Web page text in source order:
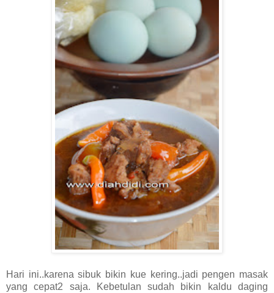
Hari ini..karena sibuk bikin kue kering..jadi pengen masak
yang cepat2 saja. Kebetulan sudah bikin kaldu daging